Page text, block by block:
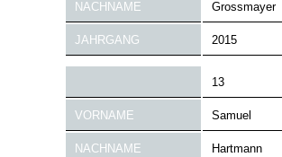
NACHNAME
JAHRGANG
Grossmayer
2015
VORNAME
NACHNAME
13
Samuel
Hartmann